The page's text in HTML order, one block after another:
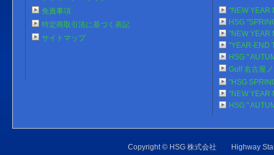
免責事項
特定商取引法に基づく表記
サイトマップ
"NEW YEAR
HSG
"NEW YEAR
"YEAR-END
HSG "
Gulf 名古屋
"HSG
"NEW YEAR
HSG "
Copyright © HSG 株式会社 Highway Star